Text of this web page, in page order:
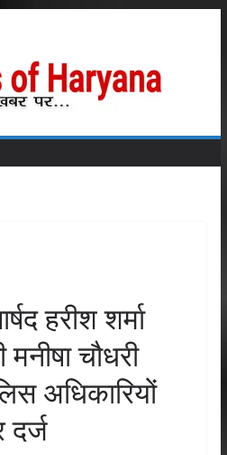
हरीश शर्मा
चौधरी
अधिकारियों